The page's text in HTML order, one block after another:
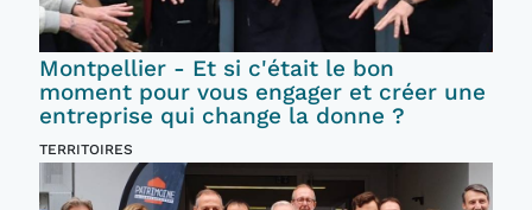
Montpellier - Et si c'était le bon
moment pour vous engager et créer une
entreprise qui change la donne ?
TERRITOIRES